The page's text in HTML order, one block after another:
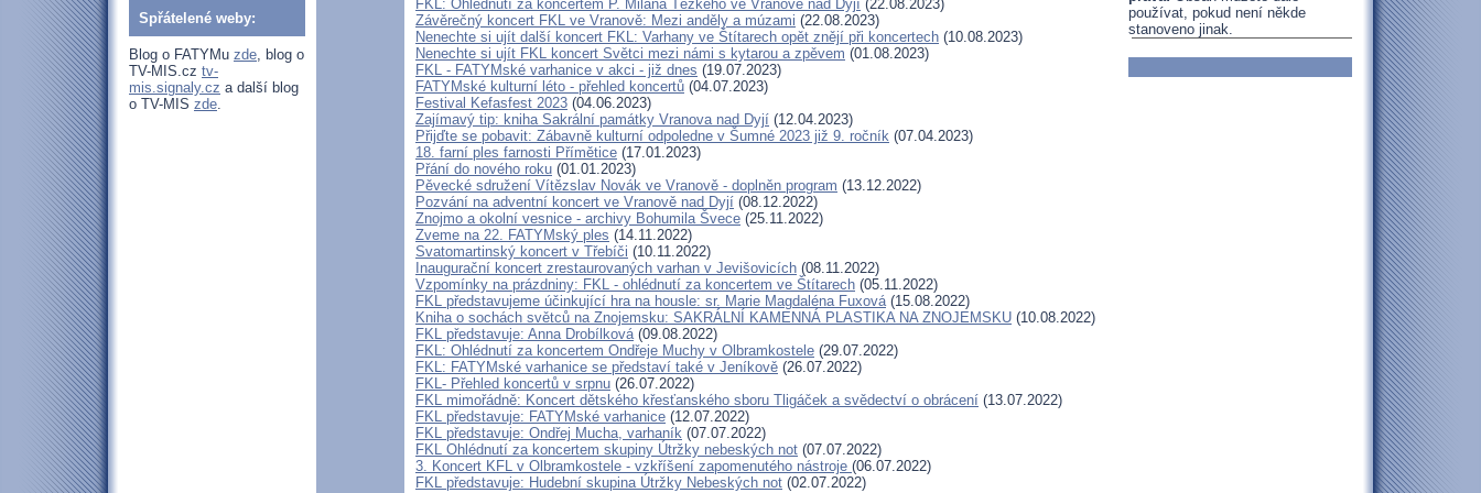
Spřátelené weby:
Blog o FATYMu zde, blog o
TV-MIS.cz tv-
mis.signaly.cz a další blog
o TV-MIS zde.
FKL: Ohlédnutí za koncertem P. Milana Těžkého ve Vranově nad Dyjí (22.08.2023)
Závěrečný koncert FKL ve Vranově: Mezi anděly a múzami (22.08.2023)
Nenechte si ujít další koncert FKL: Varhany ve Štítarech opět znějí při koncertech (10.08.2023)
Nenechte si ujít FKL koncert Světci mezi námi s kytarou a zpěvem (01.08.2023)
FKL - FATYMské varhanice v akci - již dnes (19.07.2023)
FATYMské kulturní léto - přehled koncertů (04.07.2023)
Festival Kefasfest 2023 (04.06.2023)
Zajímavý tip: kniha Sakrální památky Vranova nad Dyjí (12.04.2023)
Přijďte se pobavit: Zábavně kulturní odpoledne v Šumné 2023 již 9. ročník (07.04.2023)
18. farní ples farnosti Přímětice (17.01.2023)
Přání do nového roku (01.01.2023)
Pěvecké sdružení Vítězslav Novák ve Vranově - doplněn program (13.12.2022)
Pozvání na adventní koncert ve Vranově nad Dyjí (08.12.2022)
Znojmo a okolní vesnice - archivy Bohumila Švece (25.11.2022)
Zveme na 22. FATYMský ples (14.11.2022)
Svatomartinský koncert v Třebíči (10.11.2022)
Inaugurační koncert zrestaurovaných varhan v Jevišovicích (08.11.2022)
Vzpomínky na prázdniny: FKL - ohlédnutí za koncertem ve Štítarech (05.11.2022)
FKL představujeme účinkující hra na housle: sr. Marie Magdaléna Fuxová(15.08.2022)
Kniha o sochách světců na Znojemsku: SAKRÁLNÍ KAMENNÁ PLASTIKA NA ZNOJEMSKU (10.08.2022)
FKL představuje: Anna Drobílková(09.08.2022)
FKL: Ohlédnutí za koncertem Ondřeje Muchy v Olbramkostele (29.07.2022)
FKL: FATYMské varhanice se představí také v Jeníkově (26.07.2022)
FKL- Přehled koncertů v srpnu (26.07.2022)
FKL mimořádně: Koncert dětského křesťanského sboru Tligáček a svědectví o obrácení (13.07.2022)
FKL představuje: FATYMské varhanice (12.07.2022)
FKL představuje: Ondřej Mucha, varhaník (07.07.2022)
FKL Ohlédnutí za koncertem skupiny Útržky nebeských not (07.07.2022)
3. Koncert KFL v Olbramkostele - vzkříšení zapomenutého nástroje (06.07.2022)
FKL představuje: Hudební skupina Útržky Nebeských not (02.07.2022)
používat, pokud není někde
stanoveno jinak.